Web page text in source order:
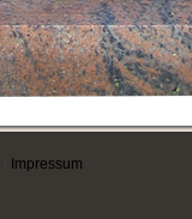
Impressum